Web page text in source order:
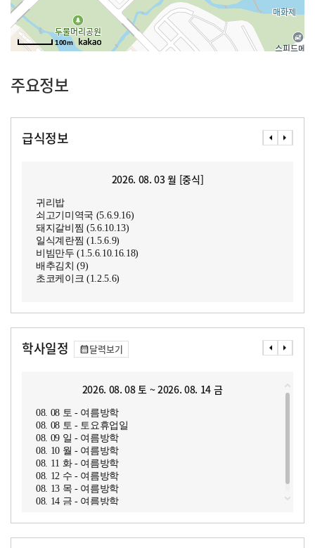
100m
주요정보
급식정보
2026. 08. 03 월 [중식]
귀리밥
쇠고기미역국 (5.6.9.16)
돼지갈비찜 (5.6.10.13)
일식계란찜 (1.5.6.9)
비빔만두 (1.5.6.10.16.18)
배추김치 (9)
초코케이크 (1.2.5.6)
학사일정 달력보기
2026. 08. 08 토 ~ 2026. 08. 14 금
08. 08 토 - 여름방학
08. 08 토 - 토요휴업일
08. 09 일 - 여름방학
08. 10 월 - 여름방학
08. 11 화 - 여름방학
08. 12 수 - 여름방학
08. 13 목 - 여름방학
08. 14 금 - 여름방학